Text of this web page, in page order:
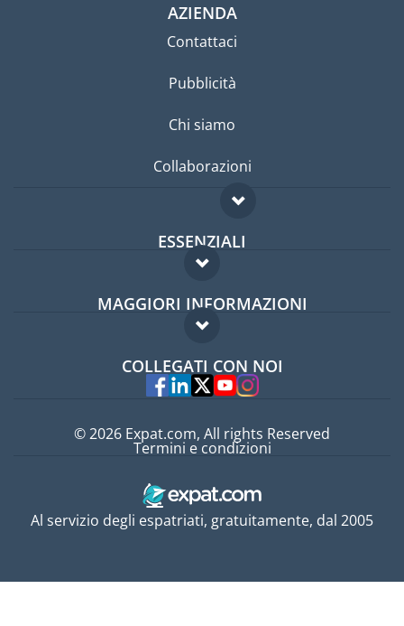
AZIENDA
Contattaci
Pubblicità
Chi siamo
Collaborazioni
ESSENZIALI
Forum per expat
Guida per expat
MAGGIORI INFORMAZIONI
Domande frequenti
Esperti
COLLEGATI CON NOI
Al servizio degli espatriati, gratuitamente, dal 2005
© 2026 Expat.com, All rights Reserved
Termini e condizioni